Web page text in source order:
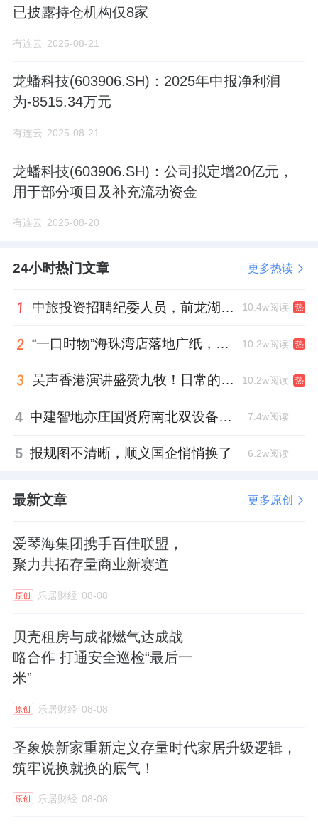
已披露持仓机构仅8家
有连云 2025-08-21
龙蟠科技(603906.SH)：2025年中报净利润
为-8515.34万元
有连云 2025-08-21
龙蟠科技(603906.SH)：公司拟定增20亿元，
用于部分项目及补充流动资金
有连云 2025-08-20
24小时热门文章 更多热读
中旅投资招聘纪委人员，前龙湖副总裁胡若翔掌舵 10.4w阅读 热
“一口时物”海珠湾店落地广纸，越秀地产以“新鲜现制”商业新场景打造社区高品质生活 10.2w阅读 热
吴声香港演讲盛赞九牧！日常的小锚点变成科技突破点！ 10.2w阅读 热
4 中建智地亦庄国贤府南北双设备平台，得房率创区域新高 7.4w阅读
5 报规图不清晰，顺义国企悄悄换了 6.2w阅读
最新文章 更多原创
爱琴海集团携手百佳联盟，
聚力共拓存量商业新赛道
原创 乐居财经 08-08
贝壳租房与成都燃气达成战
略合作 打通安全巡检“最后一
米”
原创 乐居财经 08-08
圣象焕新家重新定义存量时代家居升级逻辑，
筑牢说换就换的底气！
原创 乐居财经 08-08